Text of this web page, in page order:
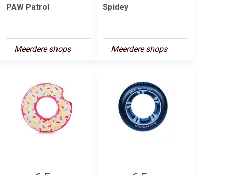
PAW Patrol
Meerdere shops
Spidey
Meerdere shops